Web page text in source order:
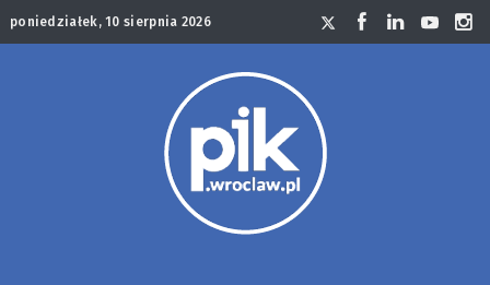
poniedziałek, 10 sierpnia 2026